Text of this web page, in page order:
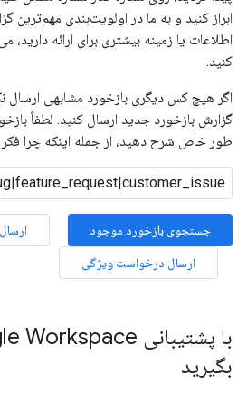
ابراز کنید و به ما در اولویت‌بندی مهم‌ترین
اطلاعات یا زمینه بیشتری برای ارائه دارید،
کنید.
اگر هیچ کس دیگری بازخورد مشابهی ارسال
گزارش بازخورد جدید ارسال کنید. لطفاً
طور خاص شرح دهید، از جمله اینکه چرا
جستجوی بازخورد موجود
ارسال درخواست ویژگی
بگیرید